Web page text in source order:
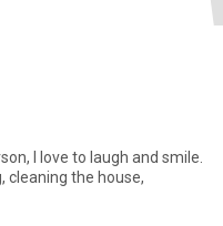
I love to laugh and smile.
cleaning the house,